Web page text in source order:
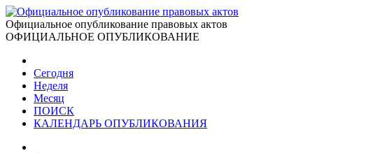
Официальное опубликование правовых актов
ОФИЦИАЛЬНОЕ ОПУБЛИКОВАНИЕ
Сегодня
Неделя
Месяц
ПОИСК
КАЛЕНДАРЬ ОПУБЛИКОВАНИЯ